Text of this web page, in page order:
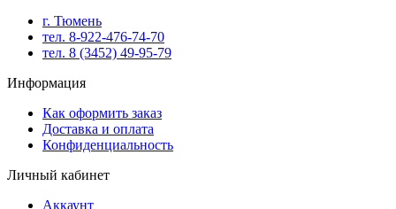
г. Тюмень
тел. 8-922-476-74-70
тел. 8 (3452) 49-95-79
Информация
Как оформить заказ
Доставка и оплата
Конфиденциальность
Личный кабинет
Аккаунт